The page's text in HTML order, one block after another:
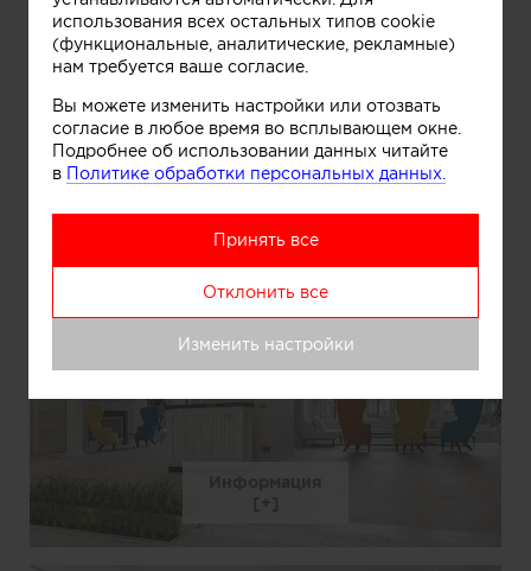
Информация
использования всех остальных типов cookie
(функциональные, аналитические, рекламные)
нам требуется ваше согласие.
Вы можете изменить настройки или отозвать
согласие в любое время во всплывающем окне.
Подробнее об использовании данных читайте
в Политике обработки персональных данных.
Принять все
Отклонить все
Изменить настройки